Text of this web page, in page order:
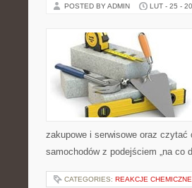
POSTED BY ADMIN LUT - 25 -
zakupowe i serwisowe oraz
samochodów z podejściem „na
CATEGORIES: REAKCJE CHEMICZNE